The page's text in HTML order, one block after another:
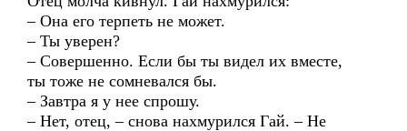
– Она его терпеть не может.
– Ты уверен?
– Совершенно. Если бы ты видел их вместе,
ты тоже не сомневался бы.
– Завтра я у нее спрошу.
– Нет, отец, – снова нахмурился Гай. – Не